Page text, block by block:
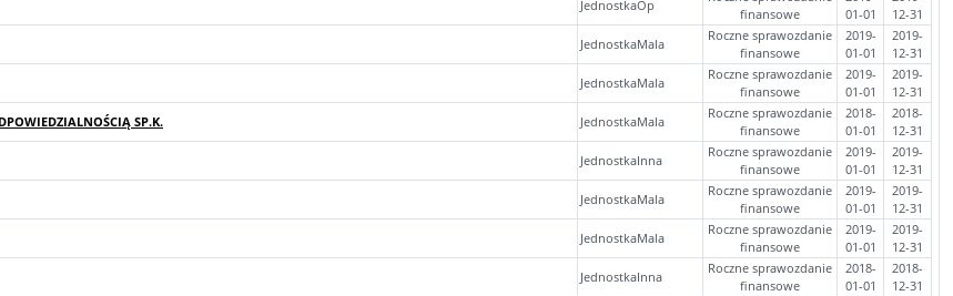
JednostkaOp
finansowe
01-01
12-31
JednostkaMala
Roczne sprawozdanie
finansowe
2019-
01-01
2019-
12-31
JednostkaMala
Roczne sprawozdanie
finansowe
2019-
01-01
2019-
12-31
SP.K. JednostkaMala
Roczne sprawozdanie
finansowe
2018-
01-01
2018-
12-31
JednostkaInna
Roczne sprawozdanie
finansowe
2019-
01-01
2019-
12-31
JednostkaMala
Roczne sprawozdanie
finansowe
2019-
01-01
2019-
12-31
JednostkaMala
Roczne sprawozdanie
finansowe
2019-
01-01
2019-
12-31
JednostkaInna
Roczne sprawozdanie
finansowe
2018-
01-01
2018-
12-31